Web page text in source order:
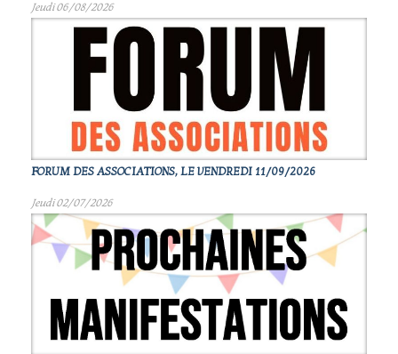
Jeudi 06/08/2026
FORUM DES ASSOCIATIONS, LE VENDREDI 11/09/2026
Jeudi 02/07/2026